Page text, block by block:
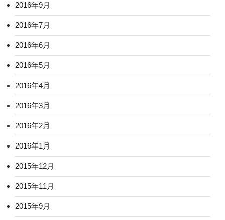
2016年9月
2016年7月
2016年6月
2016年5月
2016年4月
2016年3月
2016年2月
2016年1月
2015年12月
2015年11月
2015年9月